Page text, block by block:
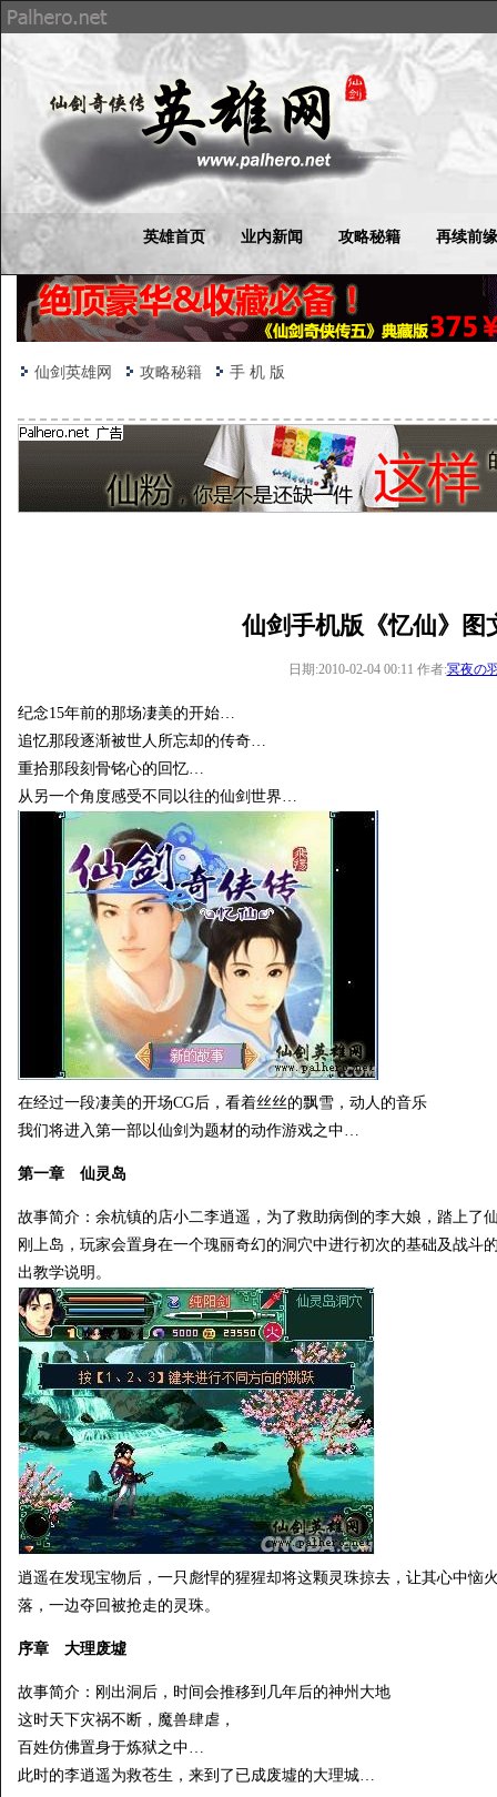
英雄首页 业内新闻 攻略秘籍 再续前缘
仙剑英雄网 攻略秘籍 手 机 版
仙剑手机版《忆仙》图
日期:2010-02-04 00:11 作者:冥夜の
纪念15年前的那场凄美的开始…
追忆那段逐渐被世人所忘却的传奇…
重拾那段刻骨铭心的回忆…
从另一个角度感受不同以往的仙剑世界…
在经过一段凄美的开场CG后，看着丝丝的飘雪，动人的音乐
我们将进入第一部以仙剑为题材的动作游戏之中…
第一章 仙灵岛
故事简介：余杭镇的店小二李逍遥，为了救助病倒的李大娘，踏上了
刚上岛，玩家会置身在一个瑰丽奇幻的洞穴中进行初次的基础及战斗
出教学说明。
逍遥在发现宝物后，一只彪悍的猩猩却将这颗灵珠掠去，让其心中恼
落，一边夺回被抢走的灵珠。
序章 大理废墟
故事简介：刚出洞后，时间会推移到几年后的神州大地
这时天下灾祸不断，魔兽肆虐，
百姓仿佛置身于炼狱之中…
此时的李逍遥为救苍生，来到了已成废墟的大理城…